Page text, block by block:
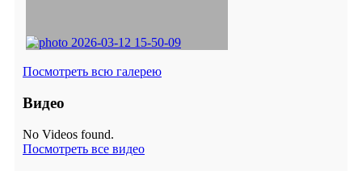
Посмотреть всю галерею
Видео
No Videos found.
Посмотреть все видео